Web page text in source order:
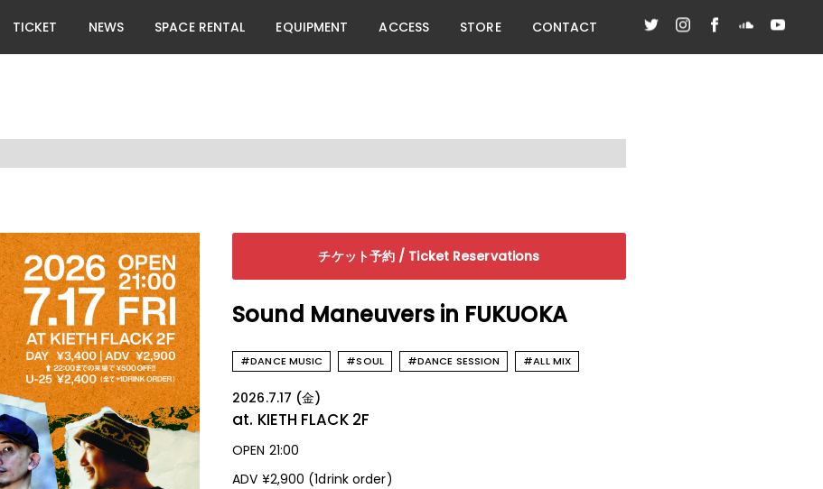
TICKET NEWS SPACE RENTAL EQUIPMENT ACCESS STORE CONTACT
チケット予約 / Ticket Reservations
Sound Maneuvers in FUKUOKA
#DANCE MUSIC #SOUL #DANCE SESSION #ALL MIX
2026.7.17 (金)
at. KIETH FLACK 2F
OPEN 21:00
ADV ¥2,900 (1drink order)